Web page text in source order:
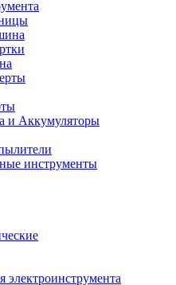
и Аккумуляторы
инструменты